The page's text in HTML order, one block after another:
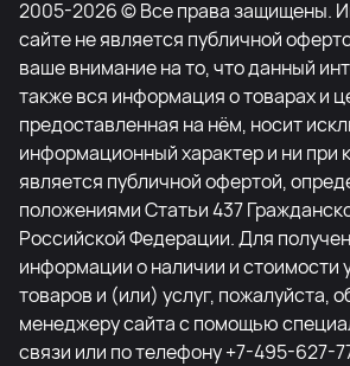
2005-2026 © Все права защищены.
сайте не является публичной
ваше внимание на то, что данный
также вся информация о товарах и
предоставленная на нём, носит
информационный характер и ни при
является публичной офертой,
положениями Статьи 437
Российской Федерации. Для
информации о наличии и стоимости
товаров и (или) услуг, пожалуйста,
менеджеру сайта с помощью
связи или по телефону +7-495-627-